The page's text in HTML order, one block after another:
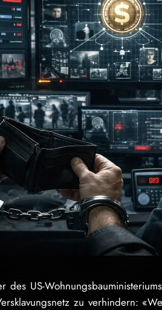
des US-
zu verhindern: